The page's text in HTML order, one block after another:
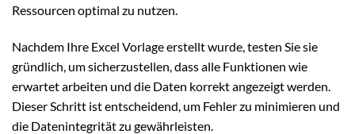
Ressourcen optimal zu nutzen.
Nachdem Ihre Excel Vorlage erstellt wurde, testen Sie sie
gründlich, um sicherzustellen, dass alle Funktionen wie
erwartet arbeiten und die Daten korrekt angezeigt werden.
Dieser Schritt ist entscheidend, um Fehler zu minimieren und
die Datenintegrität zu gewährleisten.